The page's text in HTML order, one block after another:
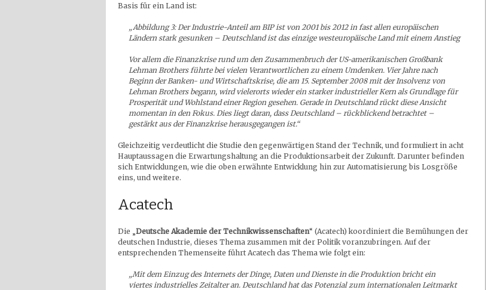
Basis für ein Land ist:
„Abbildung 3: Der Industrie-Anteil am BIP ist von 2001 bis 2012 in fast allen europäischen
Ländern stark gesunken – Deutschland ist das einzige westeuropäische Land mit einem Anstieg
Vor allem die Finanzkrise rund um den Zusammenbruch der US-amerikanischen Großbank
Lehman Brothers führte bei vielen Verantwortlichen zu einem Umdenken. Vier Jahre nach
Beginn der Banken- und Wirtschaftskrise, die am 15. September 2008 mit der Insolvenz von
Lehman Brothers begann, wird vielerorts wieder ein starker industrieller Kern als Grundlage für
Prosperität und Wohlstand einer Region gesehen. Gerade in Deutschland rückt diese Ansicht
momentan in den Fokus. Dies liegt daran, dass Deutschland – rückblickend betrachtet –
gestärkt aus der Finanzkrise herausgegangen ist.“
Gleichzeitig verdeutlicht die Studie den gegenwärtigen Stand der Technik, und formuliert in acht
Hauptaussagen die Erwartungshaltung an die Produktionsarbeit der Zukunft. Darunter befinden
sich Entwicklungen, wie die oben erwähnte Entwicklung hin zur Automatisierung bis Losgröße
eins, und weitere.
Acatech
Die „ Deutsche Akademie der Technikwissenschaften“ (Acatech) koordiniert die Bemühungen der
deutschen Industrie, dieses Thema zusammen mit der Politik voranzubringen. Auf der
entsprechenden Themenseite führt Acatech das Thema wie folgt ein:
„Mit dem Einzug des Internets der Dinge, Daten und Dienste in die Produktion bricht ein
viertes industrielles Zeitalter an. Deutschland hat das Potenzial zum internationalen Leitmarkt